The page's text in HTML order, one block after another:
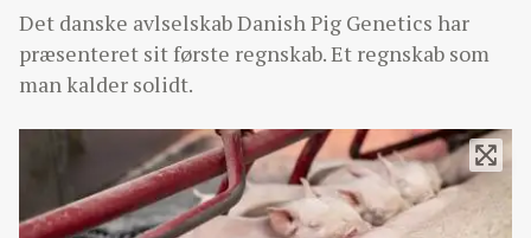
Det danske avlselskab Danish Pig Genetics har
præsenteret sit første regnskab. Et regnskab som
man kalder solidt.